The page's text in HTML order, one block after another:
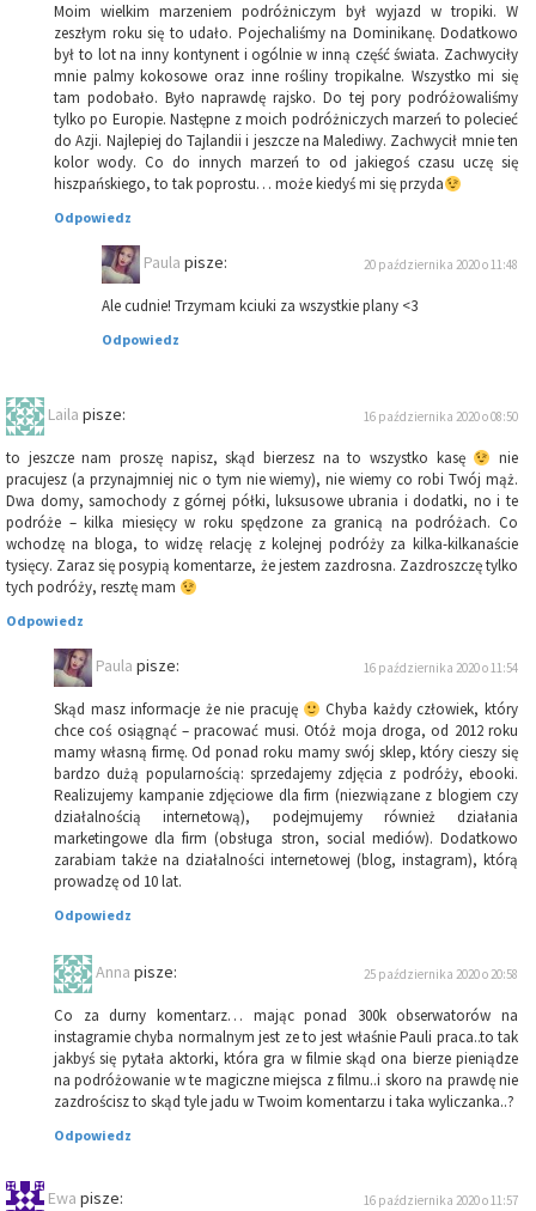
Moim wielkim marzeniem podróżniczym był wyjazd w tropiki. W
zeszłym roku się to udało. Pojechaliśmy na Dominikanę. Dodatkowo
był to lot na inny kontynent i ogólnie w inną część świata. Zachwyciły
mnie palmy kokosowe oraz inne rośliny tropikalne. Wszystko mi się
tam podobało. Było naprawdę rajsko. Do tej pory podróżowaliśmy
tylko po Europie. Następne z moich podróżniczych marzeń to polecieć
do Azji. Najlepiej do Tajlandii i jeszcze na Malediwy. Zachwycił mnie ten
kolor wody. Co do innych marzeń to od jakiegoś czasu uczę się
hiszpańskiego, to tak poprostu… może kiedyś mi się przyda
Odpowiedz
Paula pisze: 20 października 2020 o 11:48
Ale cudnie! Trzymam kciuki za wszystkie plany <3
Odpowiedz
Laila pisze: 16 października 2020 o 08:50
to jeszcze nam proszę napisz, skąd bierzesz na to wszystko kasę
nie
pracujesz (a przynajmniej nic o tym nie wiemy), nie wiemy co robi Twój mąż.
Dwa domy, samochody z górnej półki, luksusowe ubrania i dodatki, no i te
podróże – kilka miesięcy w roku spędzone za granicą na podróżach. Co
wchodzę na bloga, to widzę relację z kolejnej podróży za kilka-kilkanaście
tysięcy. Zaraz się posypią komentarze, że jestem zazdrosna. Zazdroszczę tylko
tych podróży, resztę mam
Odpowiedz
Paula pisze: 16 października 2020 o 11:54
Skąd masz informacje że nie pracuję
Chyba każdy człowiek, który
chce coś osiągnąć – pracować musi. Otóż moja droga, od 2012 roku
mamy własną firmę. Od ponad roku mamy swój sklep, który cieszy się
bardzo dużą popularnością: sprzedajemy zdjęcia z podróży, ebooki.
Realizujemy kampanie zdjęciowe dla firm (niezwiązane z blogiem czy
działalnością internetową), podejmujemy również działania
marketingowe dla firm (obsługa stron, social mediów). Dodatkowo
zarabiam także na działalności internetowej (blog, instagram), którą
prowadzę od 10 lat.
Odpowiedz
Anna pisze: 25 października 2020 o 20:58
Co za durny komentarz… mając ponad 300k obserwatorów na
instagramie chyba normalnym jest ze to jest właśnie Pauli praca..to tak
jakbyś się pytała aktorki, która gra w filmie skąd ona bierze pieniądze
na podróżowanie w te magiczne miejsca z filmu..i skoro na prawdę nie
zazdrościsz to skąd tyle jadu w Twoim komentarzu i taka wyliczanka..?
Odpowiedz
Ewa pisze: 16 października 2020 o 11:57